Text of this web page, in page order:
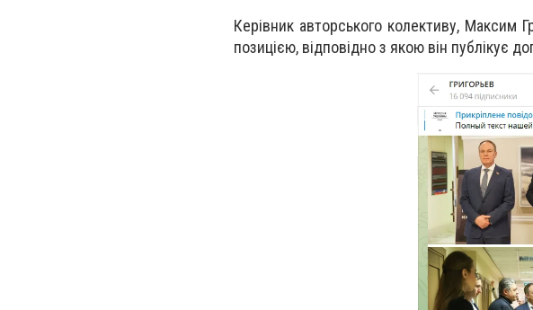
Керівник авторського колективу, Максим
позицією, відповідно з якою він публікує